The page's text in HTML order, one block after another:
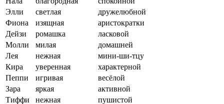
Элли
светлая
дружелюбной
Фиона
изящная
аристократки
Дейзи
ромашка
ласковой
Молли
милая
домашней
Лея
нежная
мини-ши-тцу
Кира
уверенная
характерной
Пеппи
игривая
весёлой
Зара
яркая
активной
Тиффи
нежная пушистой